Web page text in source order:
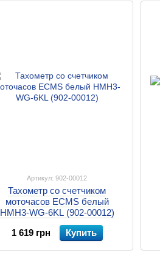
Артикул: 902-00012
Тахометр со счетчиком
моточасов ECMS белый
HMH3-WG-6KL (902-00012)
1 619 грн
Купить